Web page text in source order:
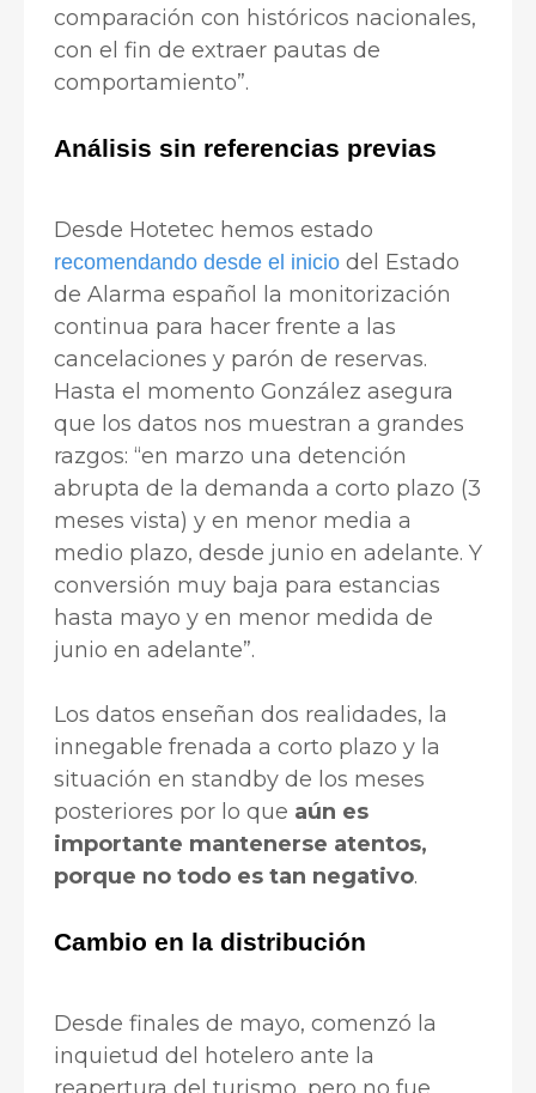
comparación con históricos nacionales,
con el fin de extraer pautas de
comportamiento”.
Análisis sin referencias previas
Desde Hotetec hemos estado
recomendando desde el inicio del Estado
de Alarma español la monitorización
continua para hacer frente a las
cancelaciones y parón de reservas.
Hasta el momento González asegura
que los datos nos muestran a grandes
razgos: “en marzo una detención
abrupta de la demanda a corto plazo (3
meses vista) y en menor media a
medio plazo, desde junio en adelante. Y
conversión muy baja para estancias
hasta mayo y en menor medida de
junio en adelante”.
Los datos enseñan dos realidades, la
innegable frenada a corto plazo y la
situación en standby de los meses
posteriores por lo que aún es
importante mantenerse atentos,
porque no todo es tan negativo.
Cambio en la distribución
Desde finales de mayo, comenzó la
inquietud del hotelero ante la